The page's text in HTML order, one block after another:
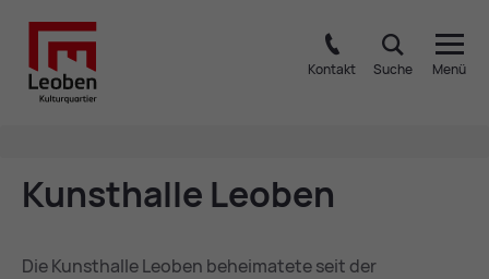
Kontakt Suche Menü
Kunst­hal­le Leo­ben
Die Kunsthalle Leoben beheimatete seit der